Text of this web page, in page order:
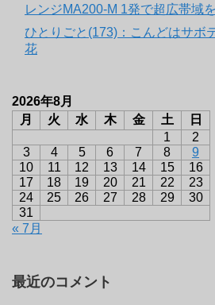
レンジMA200-M 1発で超広帯域
ひとりごと(173)：こんどはサボ
花
2026年8月
月
火 水 木 金 土
日
1
2
3
4 5 6 7 8
9
10
11 12 13 14 15
16
17
18 19 20 21 22
23
24
25 26 27 28 29
30
31
« 7月
最近のコメント